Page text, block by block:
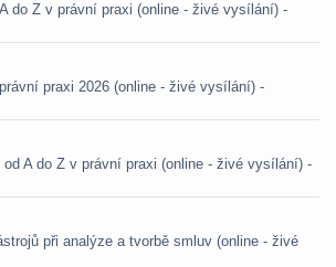
do Z v právní praxi (online - živé vysílání) -
praxi 2026 (online - živé vysílání) -
od A do Z v právní praxi (online - živé vysílání) -
při analýze a tvorbě smluv (online - živé